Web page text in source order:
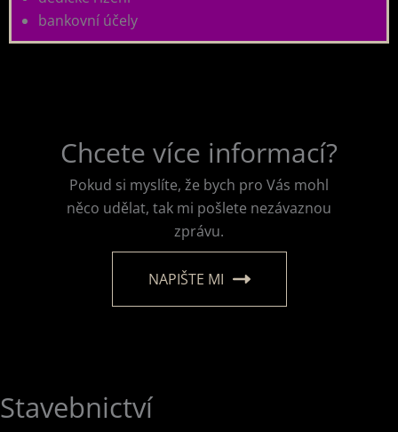
bankovní účely
Chcete více informací?
Pokud si myslíte, že bych pro Vás mohl
něco udělat, tak mi pošlete nezávaznou
zprávu.
NAPIŠTE MI
Stavebnictví